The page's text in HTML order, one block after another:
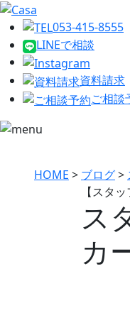
053-415-8555
LINEで相談
資料請求
ご相談
HOME > ブログ>
【スタ
ス
カ